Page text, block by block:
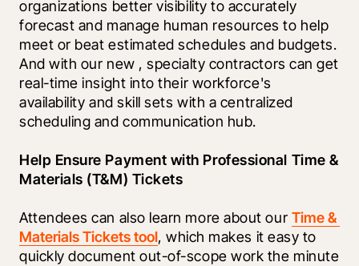
organizations better visibility to accurately
forecast and manage human resources to help
meet or beat estimated schedules and budgets.
And with our new , specialty contractors can get
real-time insight into their workforce's
availability and skill sets with a centralized
scheduling and communication hub.
Help Ensure Payment with Professional Time &
Materials (T&M) Tickets
Attendees can also learn more about our Time &
Materials Tickets tool, which makes it easy to
quickly document out-of-scope work the minute